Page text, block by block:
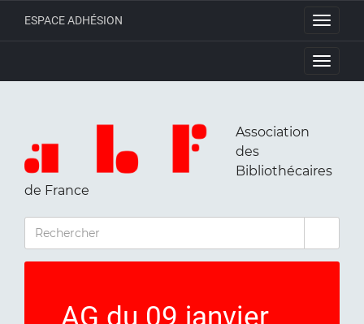
Toggle
ESPACE ADHÉSION
Toggle
Association
des
Bibliothécaires
de France
RECHERCHER
AG du 09 janvier